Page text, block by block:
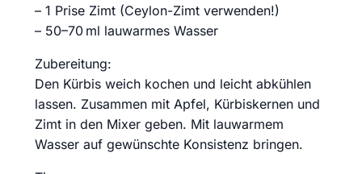
– 1 Prise Zimt (Ceylon-Zimt verwenden!)
– 50–70 ml lauwarmes Wasser
Zubereitung:
Den Kürbis weich kochen und leicht abkühlen
lassen. Zusammen mit Apfel, Kürbiskernen und
Zimt in den Mixer geben. Mit lauwarmem
Wasser auf gewünschte Konsistenz bringen.